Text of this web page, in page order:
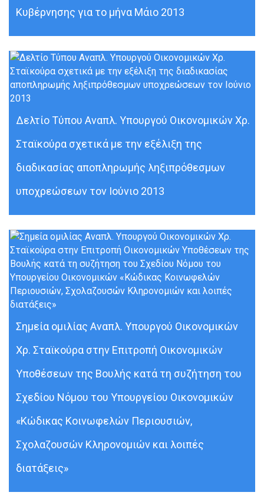
Κυβέρνησης για το μήνα Μάιο 2013
Δελτίο Τύπου Αναπλ. Υπουργού Οικονομικών Χρ.
Σταϊκούρα σχετικά με την εξέλιξη της
διαδικασίας αποπληρωμής ληξιπρόθεσμων
υποχρεώσεων τον Ιούνιο 2013
Σημεία ομιλίας Αναπλ. Υπουργού Οικονομικών
Χρ. Σταϊκούρα στην Επιτροπή Οικονομικών
Υποθέσεων της Βουλής κατά τη συζήτηση του
Σχεδίου Νόμου του Υπουργείου Οικονομικών
«Κώδικας Κοινωφελών Περιουσιών,
Σχολαζουσών Κληρονομιών και λοιπές
διατάξεις»